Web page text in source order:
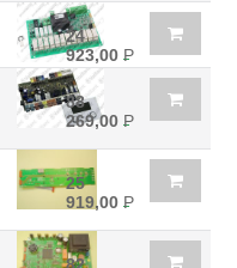
24
923,00 Р
88
269,00 Р
25
919,00 Р